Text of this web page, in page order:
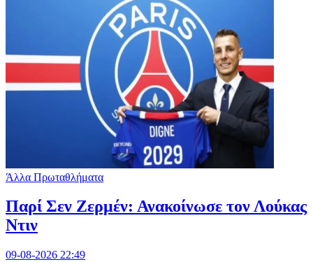
Άλλα Πρωταθλήματα
Παρί Σεν Ζερμέν: Ανακοίνωσε τον Λούκας
Ντιν
09-08-2026 22:49